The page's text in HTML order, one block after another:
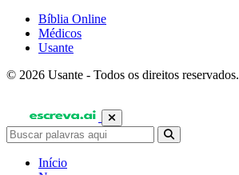
Bíblia Online
Médicos
Usante
© 2026 Usante - Todos os direitos reservados.
Início